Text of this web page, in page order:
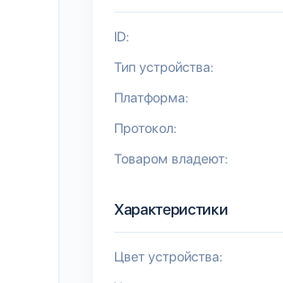
ID:
Тип устройства:
Платформа:
Протокол:
Товаром владеют:
Характеристики
Цвет устройства: